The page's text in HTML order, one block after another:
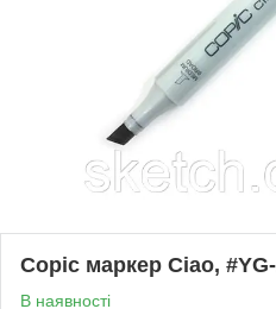
Copic маркер Ciao,
В наявності